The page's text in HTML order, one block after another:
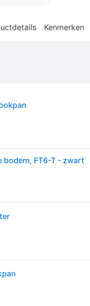
Kenmerken
bodem, FT6-T - zwart